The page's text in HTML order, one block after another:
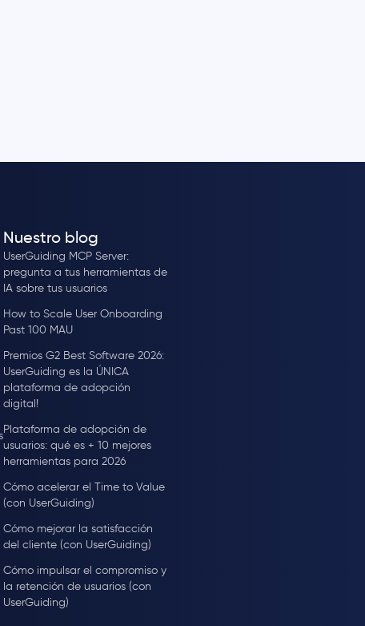
Nuestro blog
UserGuiding MCP Server:
pregunta a tus herramientas de
IA sobre tus usuarios
How to Scale User Onboarding
Past 100 MAU
Premios G2 Best Software 2026:
UserGuiding es la ÚNICA
plataforma de adopción
digital!
Plataforma de adopción de
usuarios: qué es + 10 mejores
herramientas para 2026
Cómo acelerar el Time to Value
(con UserGuiding)
Cómo mejorar la satisfacción
del cliente (con UserGuiding)
Cómo impulsar el compromiso y
la retención de usuarios (con
UserGuiding)